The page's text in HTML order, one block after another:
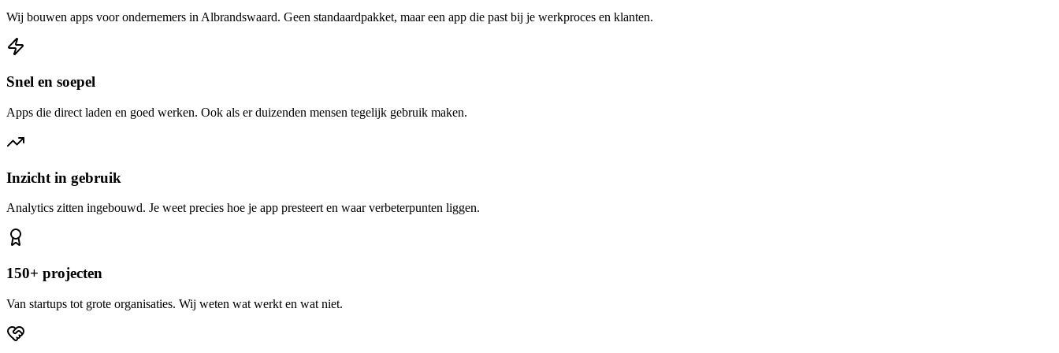
Wij bouwen apps voor ondernemers in Albrandswaard. Geen standaardpakket, maar een app die past bij je werkproces en klanten.
Snel en soepel
Apps die direct laden en goed werken. Ook als er duizenden mensen tegelijk gebruik maken.
Inzicht in gebruik
Analytics zitten ingebouwd. Je weet precies hoe je app presteert en waar verbeterpunten liggen.
150+ projecten
Van startups tot grote organisaties. Wij weten wat werkt en wat niet.